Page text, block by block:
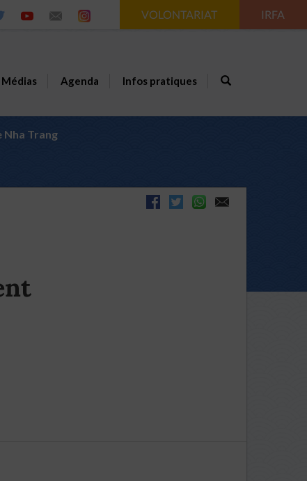
VOLONTARIAT IRFA
Médias Agenda Infos pratiques
Nha Trang